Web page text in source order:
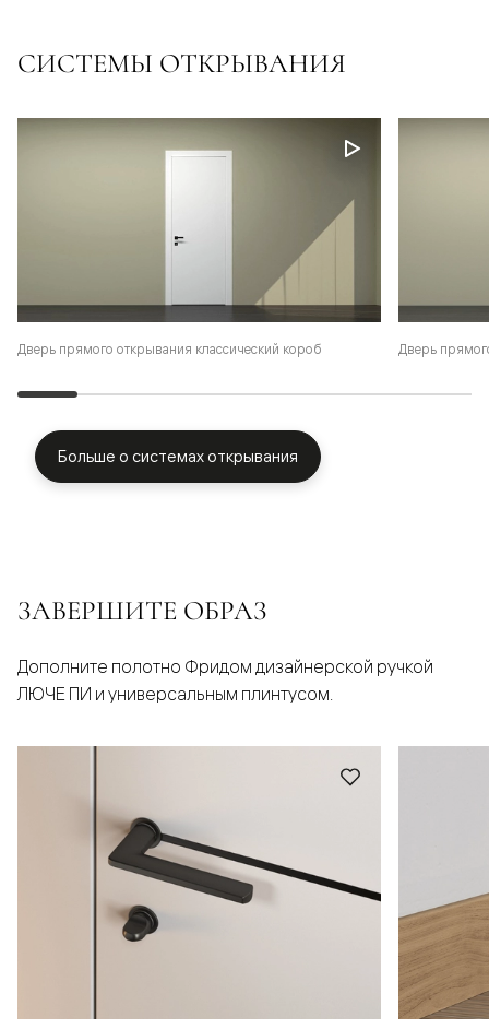
СИСТЕМЫ ОТКРЫВАНИЯ
Дверь прямого открывания классический короб Дверь
Больше о системах открывания
ЗАВЕРШИТЕ ОБРАЗ
Дополните полотно Фридом дизайнерской ручкой
ЛЮЧЕ ПИ и универсальным плинтусом.